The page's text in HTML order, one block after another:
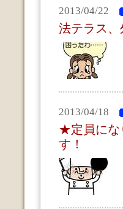
2013/04/22
法テラス、
2013/04/18
★定員にな
す！